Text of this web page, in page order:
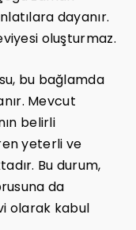
dayanır.
oluşturmaz.
bu bağlamda
Mevcut
belirli
yeterli ve
Bu durum,
da
olarak kabul